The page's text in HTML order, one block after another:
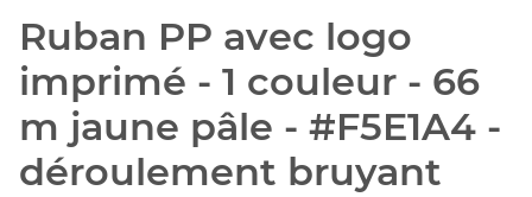
Ruban PP avec logo
imprimé - 1 couleur - 66
m jaune pâle - #F5E1A4 -
déroulement bruyant